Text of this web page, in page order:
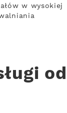
w wysokiej
od